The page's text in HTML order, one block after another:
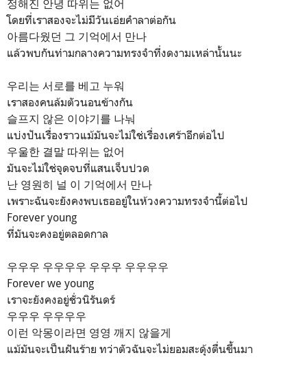
정해진 안녕 따위는 없어
โดยที่เราสองจะไม่มีวันเอ่ยคำลาต่อกัน
아름다웠던 그 기억에서 만나
แล้วพบกันท่ามกลางความทรงจำที่งดงามเหล่านั้นนะ
우리는 서로를 베고 누워
เราสองคนล้มตัวนอนข้างกัน
슬프지 않은 이야기를 나눠
แบ่งปันเรื่องราวแม้มันจะไม่ใช่เรื่องเศร้าอีกต่อไป
우울한 결말 따위는 없어
มันจะไม่ใช่จุดจบที่แสนเจ็บปวด
난 영원히 널 이 기억에서 만나
เพราะฉันจะยังคงพบเธออยู่ในห้วงความทรงจำนี้ต่อไป
Forever young
ที่มันจะคงอยู่ตลอดกาล
우우우 우우우우 우우우 우우우우
Forever we young
เราจะยังคงอยู่ชั่วนิรันดร์
우우우 우우우우
이런 악몽이라면 영영 깨지 않을게
แม้มันจะเป็นฝันร้าย ทว่าตัวฉันจะไม่ยอมสะดุ้งตื่นขึ้นมา